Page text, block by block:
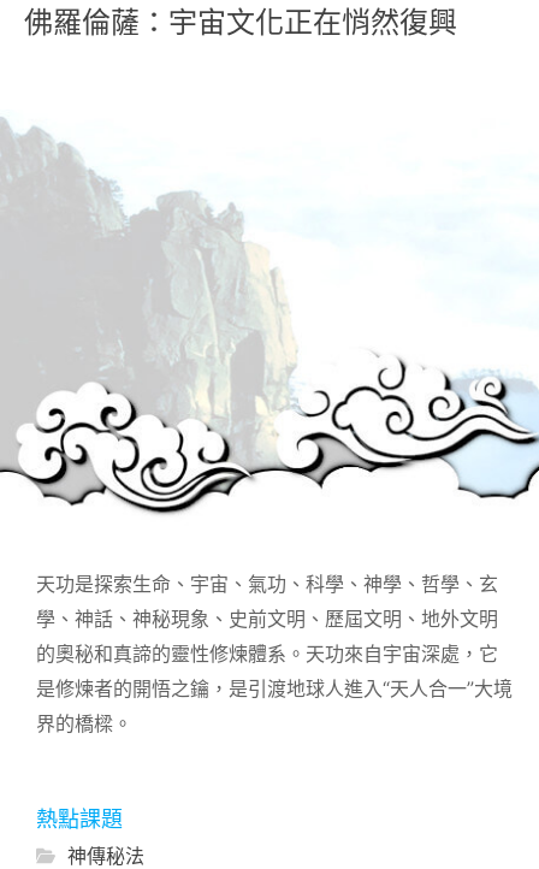
佛羅倫薩：宇宙文化正在悄然復興
天功是探索生命、宇宙、氣功、科學、神學、哲學、玄
學、神話、神秘現象、史前文明、歷屆文明、地外文明
的奧秘和真諦的靈性修煉體系。天功來自宇宙深處，它
是修煉者的開悟之鑰，是引渡地球人進入“天人合一”大境
界的橋樑。
熱點課題
神傳秘法